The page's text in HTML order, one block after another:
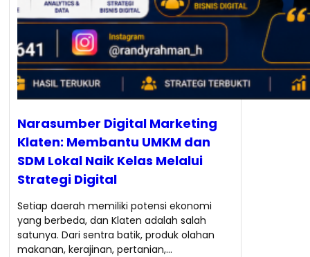
Narasumber Digital Marketing
Klaten: Membantu UMKM dan
SDM Lokal Naik Kelas Melalui
Strategi Digital
Setiap daerah memiliki potensi ekonomi
yang berbeda, dan Klaten adalah salah
satunya. Dari sentra batik, produk olahan
makanan, kerajinan, pertanian,…